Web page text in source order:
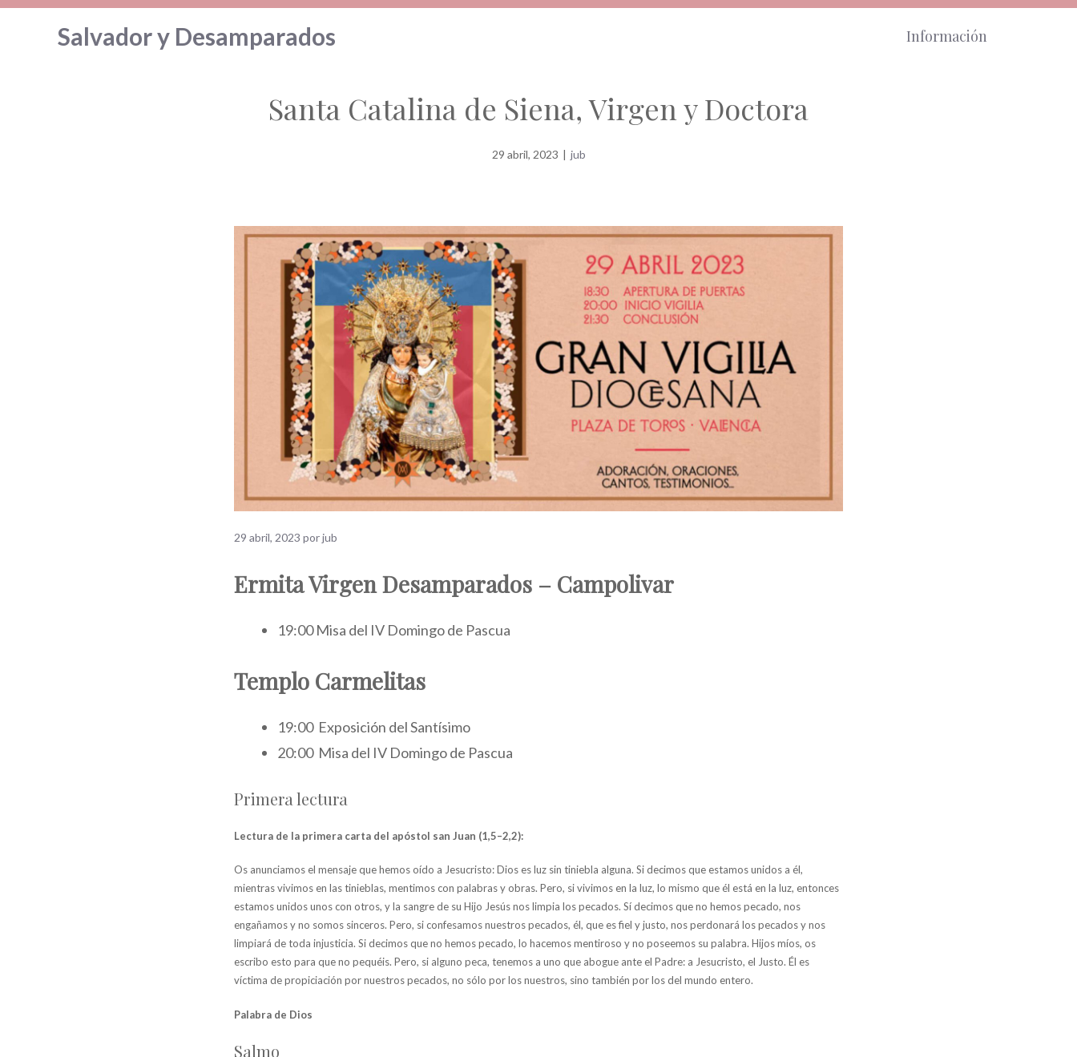
Saltar
Salvador y Desamparados Información
Santa Catalina de Siena, Virgen y Doctora
29 abril, 2023 | jub
29 abril, 2023 porjub
Ermita Virgen Desamparados – Campolivar
19:00 Misa del IV Domingo de Pascua
Templo Carmelitas
19:00 Exposición del Santísimo
20:00 Misa del IV Domingo de Pascua
Primera lectura
Lectura de la primera carta del apóstol san Juan (1,5–2,2):
Os anunciamos el mensaje que hemos oído a Jesucristo: Dios es luz sin tiniebla alguna. Si decimos que estamos unidos a él,
mientras vivimos en las tinieblas, mentimos con palabras y obras. Pero, si vivimos en la luz, lo mismo que él está en la luz, entonces
estamos unidos unos con otros, y la sangre de su Hijo Jesús nos limpia los pecados. Sí decimos que no hemos pecado, nos
engañamos y no somos sinceros. Pero, si confesamos nuestros pecados, él, que es fiel y justo, nos perdonará los pecados y nos
limpiará de toda injusticia. Si decimos que no hemos pecado, lo hacemos mentiroso y no poseemos su palabra. Hijos míos, os
escribo esto para que no pequéis. Pero, si alguno peca, tenemos a uno que abogue ante el Padre: a Jesucristo, el Justo. Él es
víctima de propiciación por nuestros pecados, no sólo por los nuestros, sino también por los del mundo entero.
Palabra de Dios
Salmo